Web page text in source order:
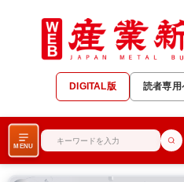
DIGITAL版 読者専用
MENU